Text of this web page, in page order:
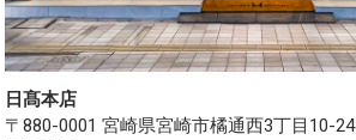
日髙本店
〒880-0001 宮崎県宮崎市橘通西3丁目10-24